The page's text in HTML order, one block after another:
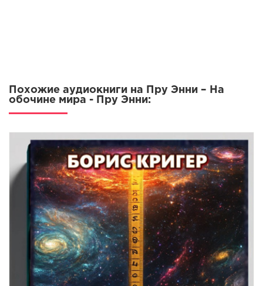
Похожие аудиокниги на Пру Энни – На
обочине мира - Пру Энни: